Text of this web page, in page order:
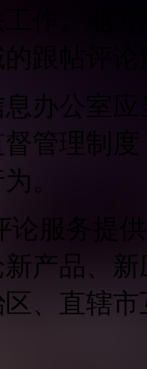
作。地
跟帖评
办公室
管理制
。
论服务提
产品、
、直辖